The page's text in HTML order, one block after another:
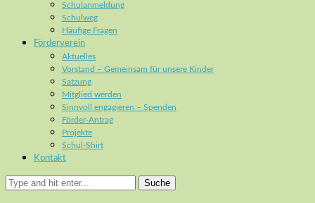
Schulanmeldung
Schulweg
Häufige Fragen
Förderverein
Aktuelles
Vorstand – Gemeinsam für unsere Kinder
Satzung
Mitglied werden
Sinnvoll engagieren – Spenden
Förder-Antrag
Projekte
Schul-Shirt
Kontakt
Suche